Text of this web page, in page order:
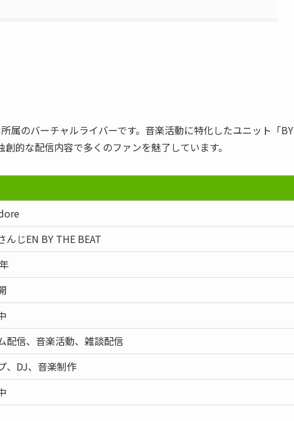
属のバーチャルライバーです。音楽活動に特化したユニット「BY
的な配信内容で多くのファンを魅了しています。
んじEN BY THE BEAT
配信、音楽活動、雑談配信
、DJ、音楽制作